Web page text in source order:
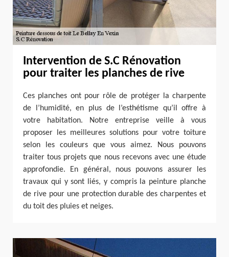
Intervention de S.C Rénovation
pour traiter les planches de rive
Ces planches ont pour rôle de protéger la charpente
de l’humidité, en plus de l’esthétisme qu’il offre à
votre habitation. Notre entreprise veille à vous
proposer les meilleures solutions pour votre toiture
selon les couleurs que vous aimez. Nous pouvons
traiter tous projets que nous recevons avec une étude
approfondie. En général, nous pouvons assurer les
travaux qui y sont liés, y compris la peinture planche
de rive pour une protection durable des charpentes et
du toit des pluies et neiges.